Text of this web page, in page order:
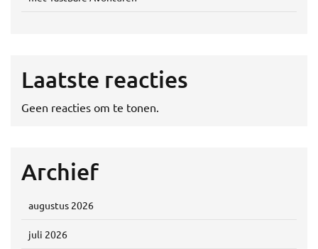
Laatste reacties
Geen reacties om te tonen.
Archief
augustus 2026
juli 2026